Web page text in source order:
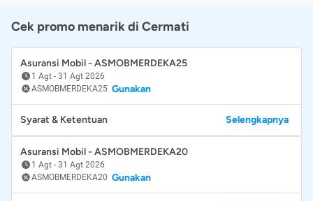
Cek promo menarik di Cermati
Asuransi Mobil - ASMOBMERDEKA25
1 Agt - 31 Agt 2026
ASMOBMERDEKA25 Gunakan
Syarat & Ketentuan Selengkapnya
Asuransi Mobil - ASMOBMERDEKA20
1 Agt - 31 Agt 2026
ASMOBMERDEKA20 Gunakan